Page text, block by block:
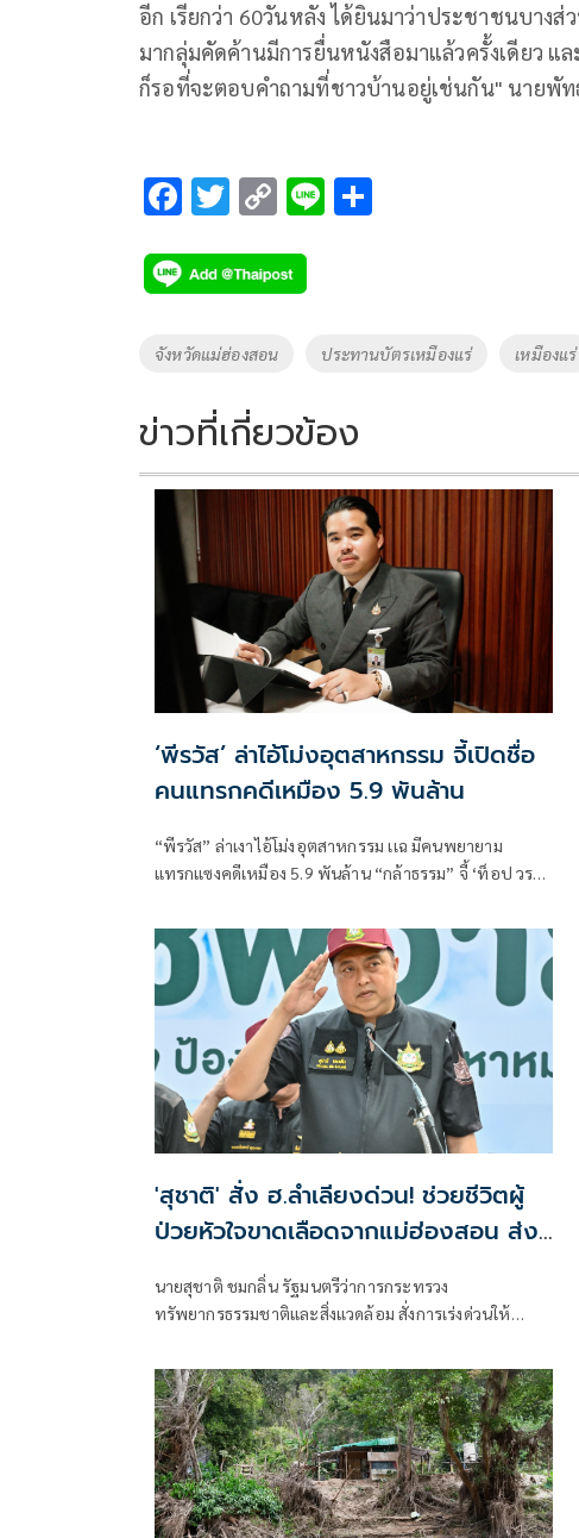
อีก เรียกว่า 60วันหลัง ได้ยินมาว่าประชาชนบาง
มากลุ่มคัดค้านมีการยื่นหนังสือมาแล้วครั้งเดียว แ
ก็รอที่จะตอบคำถามที่ชาวบ้านอยู่เช่นกัน" นายพัท
F
e
b
o
k
T
tt
er
C
p
y
Li
k
Li
Tags
จังหวัดแม่ฮ่องสอน ประทานบัตรเหมืองแร่ เหมืองแร่
ข่าวที่เกี่ยวข้อง
‘พีรวัส’ ล่าไอ้โม่งอุตสาหกรรม จี้เปิดชื่อ
คนแทรกคดีเหมือง 5.9 พันล้าน
“พีรวัส” ล่าเงาไอ้โม่งอุตสาหกรรม เเฉ มีคนพยายาม
แทรกแซงคดีเหมือง 5.9 พันล้าน “กล้าธรรม” จี้ ‘ท็อป วราวุ
'สุชาติ' สั่ง ฮ.ลำเลียงด่วน! ช่วยชีวิตผู้
ป่วยหัวใจขาดเลือดจากแม่ฮ่องสอน ส่ง
ถึงมือแพทย์เชียงใหม่ทันสงกรานต์
นายสุชาติ ชมกลิ่น รัฐมนตรีว่าการกระทรวง
ทรัพยากรธรรมชาติและสิ่งแวดล้อม สั่งการเร่งด่วนให้
เหลือผู้ป่วยวิกฤตจากพื้นที่ห่างไกลในจังหวัดแม่ฮ่องสอน
เพื่อนำตัวเข้ารับการรักษาอย่างทันท่วงทีในจังหวัด
เชียงใหม่